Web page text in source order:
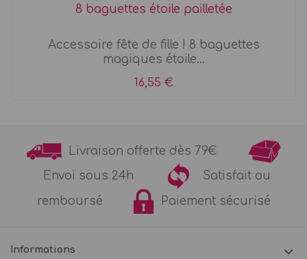
8 baguettes étoile pailletée
Accessoire fête de fille ! 8 baguettes
magiques étoile...
16,55 €
Livraison offerte dès 79€
Envoi sous 24h
Satisfait ou
remboursé
Paiement sécurisé
Informations